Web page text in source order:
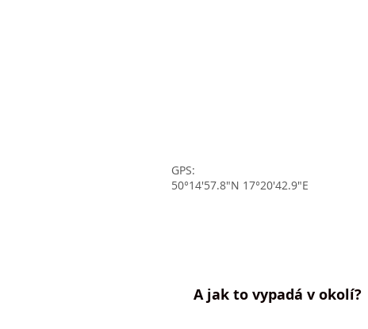
GPS:
50°14'57.8"N 17°20'42.9"E
A jak to vypadá v okolí?